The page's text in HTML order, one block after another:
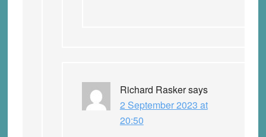
Richard Raskersays
2 September 2023 at
20:50